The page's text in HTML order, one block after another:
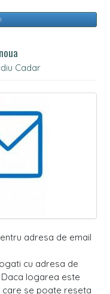
Cadar
adresa de email
cu adresa de
logarea este
se poate reseta